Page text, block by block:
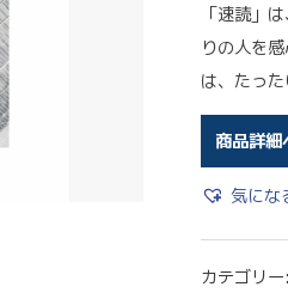
「速読」
りの人を
は、たっ
商品詳細
気にな
カテゴリー: